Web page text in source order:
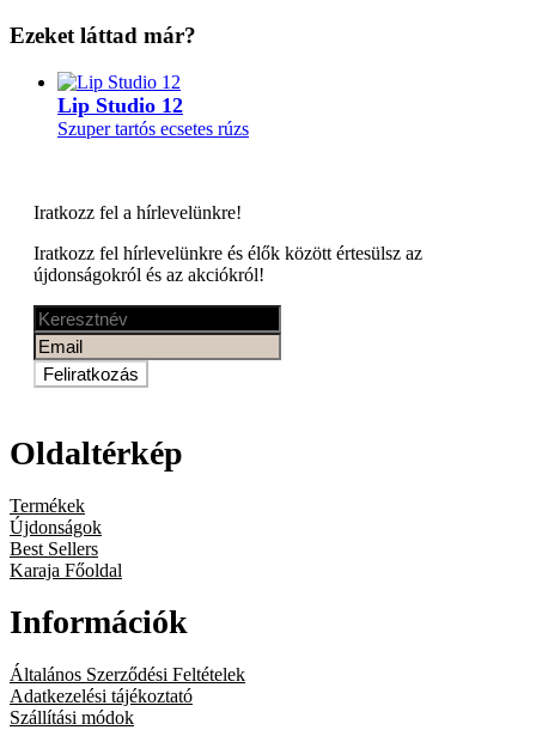
Ezeket láttad már?
Lip Studio 12
Szuper tartós ecsetes rúzs
Iratkozz fel a hírlevelünkre!
Iratkozz fel hírlevelünkre és élők között értesülsz az
újdonságokról és az akciókról!
Feliratkozás
Oldaltérkép
Termékek
Újdonságok
Best Sellers
Karaja Főoldal
Információk
Általános Szerződési Feltételek
Adatkezelési tájékoztató
Szállítási módok